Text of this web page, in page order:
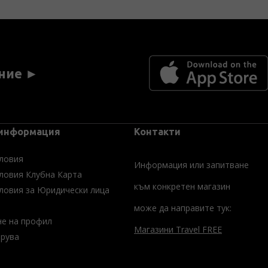
►
Клубна Карта
за Юридически лица
на профил
Контакти
Информация или запитване
към конкретен магазин
може да направите тук:
Магазини Travel FREE